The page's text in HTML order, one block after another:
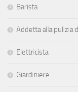
Barista
Addetta alla pulizia
Elettricista
Giardiniere